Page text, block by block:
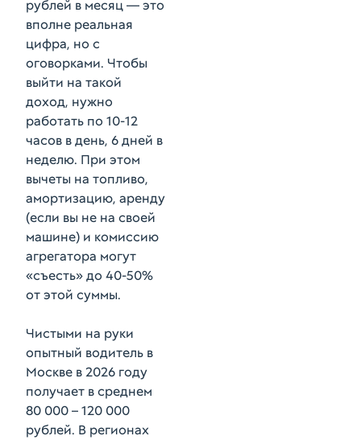
рублей в месяц — это
вполне реальная
цифра, но с
оговорками. Чтобы
выйти на такой
доход, нужно
работать по 10-12
часов в день, 6 дней в
неделю. При этом
вычеты на топливо,
амортизацию, аренду
(если вы не на своей
машине) и комиссию
агрегатора могут
«съесть» до 40-50%
от этой суммы.
Чистыми на руки
опытный водитель в
Москве в 2026 году
получает в среднем
80 000 – 120 000
рублей. В регионах